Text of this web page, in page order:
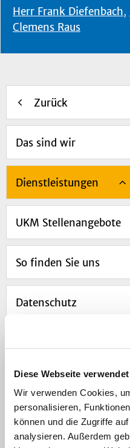
Diese Webseite
Wir verwenden Cookies,
personalisieren,
können und die Zugriffe
analysieren. Außerdem
Herr Frank Diefenbach,
Clemens Raus
Zurück
Das sind wir
Dienstleistungen
UKM Stellenangebote
So finden Sie uns
Datenschutz
Navigation